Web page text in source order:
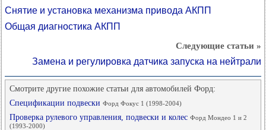
Снятие и установка механизма привода АКПП
Общая диагностика АКПП
Следующие статьи »
Замена и регулировка датчика запуска на нейтрали
Смотрите другие похожие статьи для автомобилей Форд:
Спецификации подвески Форд Фокус 1 (1998-2004)
Проверка рулевого управления, подвески и колес Форд Мондео 1 и 2
(1993-2000)